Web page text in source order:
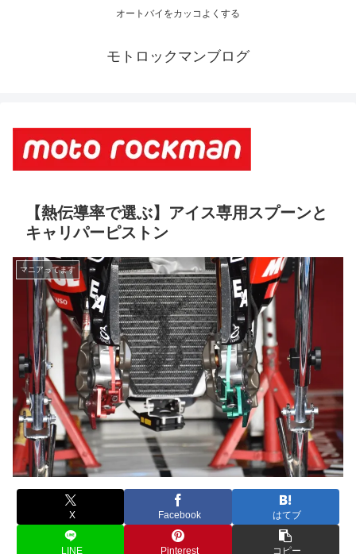
オートバイをカッコよくする
モトロックマンブログ
【熱伝導率で選ぶ】アイス専用スプーンと
キャリパーピストン
マニアってます
X Facebook はてブ
LINE Pinterest コピー